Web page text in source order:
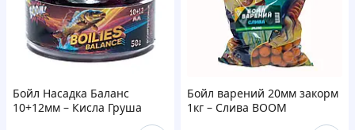
Бойл Насадка Баланс
10+12мм – Кисла Груша
Бойл варений 20мм закорм
1кг – Слива BOOM